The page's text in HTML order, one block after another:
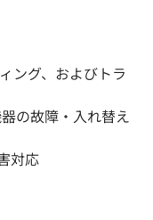
ング、およびトラ
の故障・入れ替え
対応